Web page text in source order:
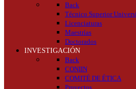
Back
Técnico Superior
Licenciaturas
Maestrías
Doctorados
INVESTIGACIÓN
Back
CONIIN
COMITÉ DE ÉTICA
Proyectos